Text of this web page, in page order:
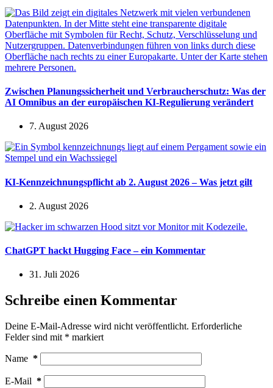
Zwischen Planungssicherheit und Verbraucherschutz: Was der
AI Omnibus an der europäischen KI-Regulierung verändert
7. August 2026
KI-Kennzeichnungspflicht ab 2. August 2026 – Was jetzt gilt
2. August 2026
ChatGPT hackt Hugging Face – ein Kommentar
31. Juli 2026
Schreibe einen Kommentar
Deine E-Mail-Adresse wird nicht veröffentlicht. Erforderliche
Felder sind mit * markiert
Name *
E-Mail *